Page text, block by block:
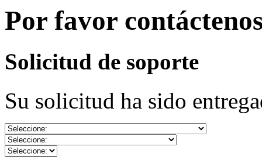
Por favor
Solicitud de soporte
Su solicitud ha sido